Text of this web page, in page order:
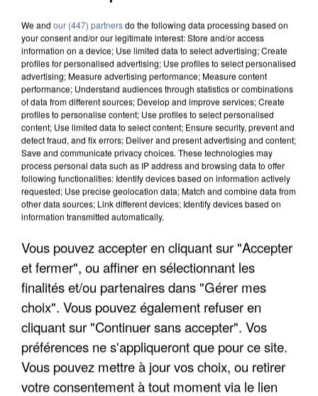
APRÈS TOUTES CES CANICULES, LES REFUGES
DE FAUNE SAUVAGE SONT...
We and our (447) partnersdo the following data processing based on
your consent and/or our legitimate interest: Store and/or access
information on a device; Use limited data to select advertising; Create
profiles for personalised advertising; Use profiles to select personalised
advertising; Measure advertising performance; Measure content
performance; Understand audiences through statistics or combinations
of data from different sources; Develop and improve services; Create
profiles to personalise content; Use profiles to select personalised
content; Use limited data to select content; Ensure security, prevent and
detect fraud, and fix errors; Deliver and present advertising and content;
Save and communicate privacy choices. These technologies may
process personal data such as IP address and browsing data to offer
following functionalities: Identify devices based on information actively
requested; Use precise geolocation data; Match and combine data from
other data sources; Link different devices; Identify devices based on
information transmitted automatically.
Vous pouvez accepter en cliquant sur "Accepter
et fermer", ou affiner en sélectionnant les
finalités et/ou partenaires dans "Gérer mes
choix". Vous pouvez également refuser en
cliquant sur "Continuer sans accepter". Vos
préférences ne s'appliqueront que pour ce site.
Vous pouvez mettre à jour vos choix, ou retirer
votre consentement à tout moment via le lien